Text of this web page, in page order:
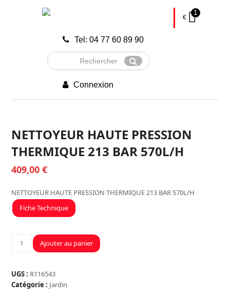
Tel: 04 77 60 89 90
Rechercher
Envoyer
Connexion
€
1
NETTOYEUR HAUTE PRESSION
THERMIQUE 213 BAR 570L/H
409,00€
NETTOYEUR HAUTE PRESSION THERMIQUE 213 BAR 570L/H
Fiche Technique
quantité
HAUTE
PRESSION
Ajouter au panier
UGS : R116543
Catégorie : Jardin